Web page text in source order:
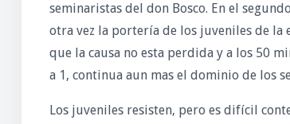
seminaristas del don Bosco. En el
otra vez la portería de los juveniles de la
que la causa no esta perdida y a los 50
a 1, continua aun mas el dominio de los
Los juveniles resisten, pero es difícil